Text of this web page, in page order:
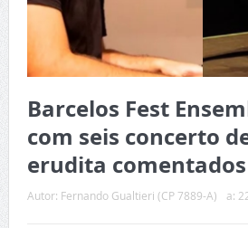
Barcelos Fest
com seis concerto
erudita comentados
Autor: Fernando Gualtieri (CP 7889-A) a: